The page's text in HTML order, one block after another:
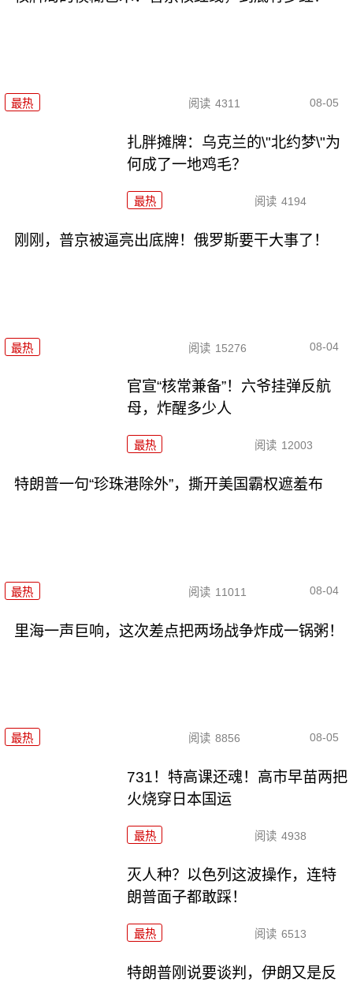
最热 阅读 4311 08-05
扎胖摊牌：乌克兰的\"北约梦\"为
何成了一地鸡毛？
最热 阅读 4194
刚刚，普京被逼亮出底牌！俄罗斯要干大事了！
最热 阅读 15276 08-04
官宣“核常兼备”！六爷挂弹反航
母，炸醒多少人
最热 阅读 12003
特朗普一句“珍珠港除外”，撕开美国霸权遮羞布
最热 阅读 11011 08-04
里海一声巨响，这次差点把两场战争炸成一锅粥！
最热 阅读 8856 08-05
731！特高课还魂！高市早苗两把
火烧穿日本国运
最热 阅读 4938
灭人种？以色列这波操作，连特
朗普面子都敢踩！
最热 阅读 6513
特朗普刚说要谈判，伊朗又是反